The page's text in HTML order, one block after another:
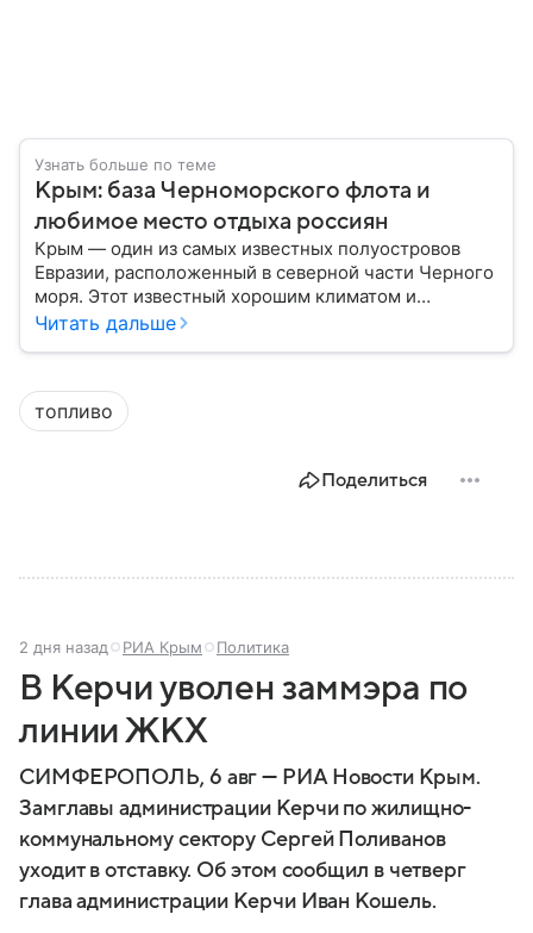
Узнать больше по теме
Крым: база Черноморского флота и
любимое место отдыха россиян
Крым — один из самых известных полуостровов
Евразии, расположенный в северной части Черного
моря. Этот известный хорошим климатом и
красивой природой регион имеет также огромное
государства к другому, а его географическое
положение сделало полуостров ключевой точкой
по контролю Черного моря.
Читать дальше
топливо
Поделиться
2 дня назад РИА Крым Политика
В Керчи уволен заммэра по
линии ЖКХ
СИМФЕРОПОЛЬ, 6 авг — РИА Новости Крым.
Замглавы администрации Керчи по жилищно-
коммунальному сектору Сергей Поливанов
уходит в отставку. Об этом сообщил в четверг
глава администрации Керчи Иван Кошель.